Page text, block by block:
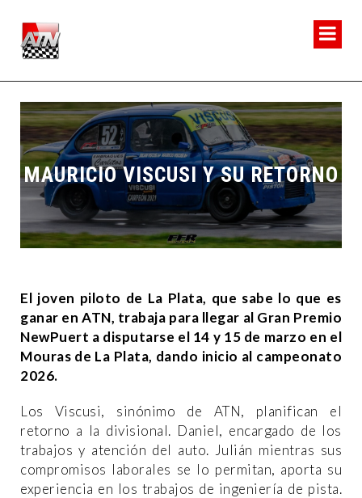
MAURICIO VISCUSI Y SU RETORNO
El joven piloto de La Plata, que sabe lo que es
ganar en ATN, trabaja para llegar al Gran Premio
NewPuert a disputarse el 14 y 15 de marzo en el
Mouras de La Plata, dando inicio al campeonato
2026.
Los Viscusi, sinónimo de ATN, planifican el
retorno a la divisional. Daniel, encargado de los
trabajos y atención del auto. Julián mientras sus
compromisos laborales se lo permitan, aporta su
experiencia en los trabajos de ingeniería de pista.